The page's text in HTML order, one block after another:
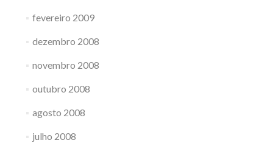
fevereiro 2009
dezembro 2008
novembro 2008
outubro 2008
agosto 2008
julho 2008